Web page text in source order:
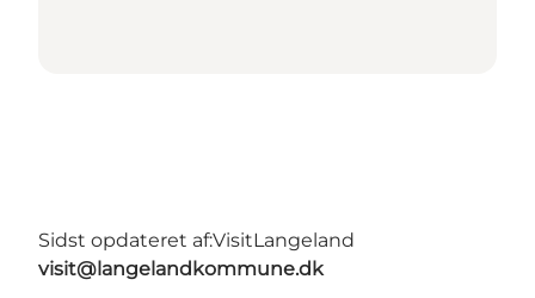
Sidst opdateret af:VisitLangeland
visit@langelandkommune.dk